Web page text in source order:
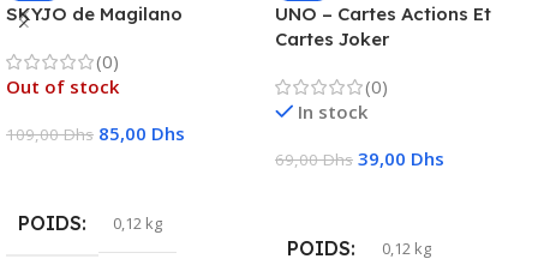
SKYJO de Magilano
(0)
Out of stock
109,00Dhs 85,00 Dhs
POIDS 0,12 kg
UNO – Cartes Actions Et
Cartes Joker
(0)
In stock
69,00Dhs 39,00 Dhs
POIDS 0,12 kg